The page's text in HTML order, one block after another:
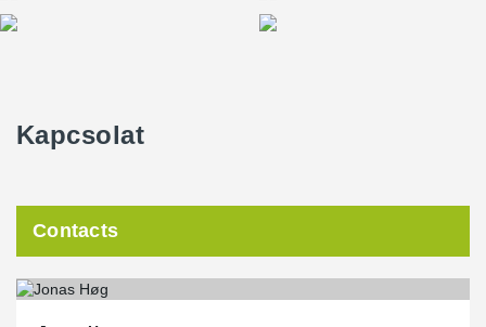
Kapcsolat
Contacts